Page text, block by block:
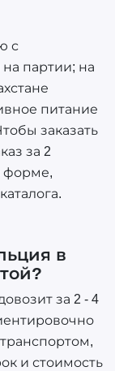
с
партии; на
питание
заказать
за 2
форме,
в
за 2 - 4
и стоимость